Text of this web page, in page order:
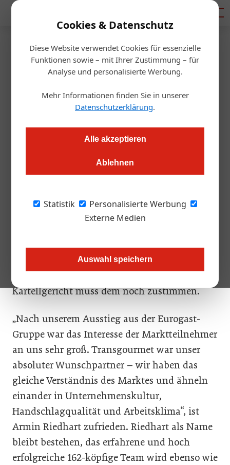
Cookies & Datenschutz
Diese Website verwendet Cookies für essenzielle
Funktionen sowie – mit Ihrer Zustimmung – für
Analyse und personalisierte Werbung.
Mehr Informationen finden Sie in unserer
Datenschutzerklärung.
Alle akzeptieren
Ablehnen
Statistik
Personalisierte Werbung
Externe Medien
Auswahl speichern
Startseite Handel
Großhändler Riedhart: von
Eurogast zu Transgourmet
Der Wörgler Gastronomie-Großhändler Riedhart schließt sich
der Transgourmet-Gruppe an. Das einstige Eurogast-Mitglied
Unternehmen.
führenden Tiroler Gastronomie-Großhändler
mit Sitz in Wörgl – schließt sich
Kartellgericht muss dem noch zustimmen.
„Nach unserem Ausstieg aus der Eurogast-
Gruppe war das Interesse der Marktteilnehmer
an uns sehr groß. Transgourmet war unser
absoluter Wunschpartner – wir haben das
gleiche Verständnis des Marktes und ähneln
einander in Unternehmenskultur,
Handschlagqualität und Arbeitsklima“, ist
Armin Riedhart zufrieden. Riedhart als Name
bleibt bestehen, das erfahrene und hoch
erfolgreiche 162-köpfige Team wird ebenso wie